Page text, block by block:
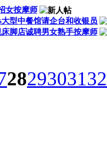
女按摩师
大型中餐馆请企台和收银员
脚店诚聘男女熟手按摩师
2829303132